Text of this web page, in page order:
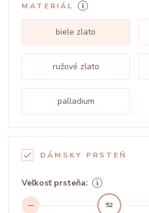
MATERIÁL
biele zlato
ružové zlato
palladium
DÁMSKY PRSTEŇ
Veľkosť prsteňa:
52